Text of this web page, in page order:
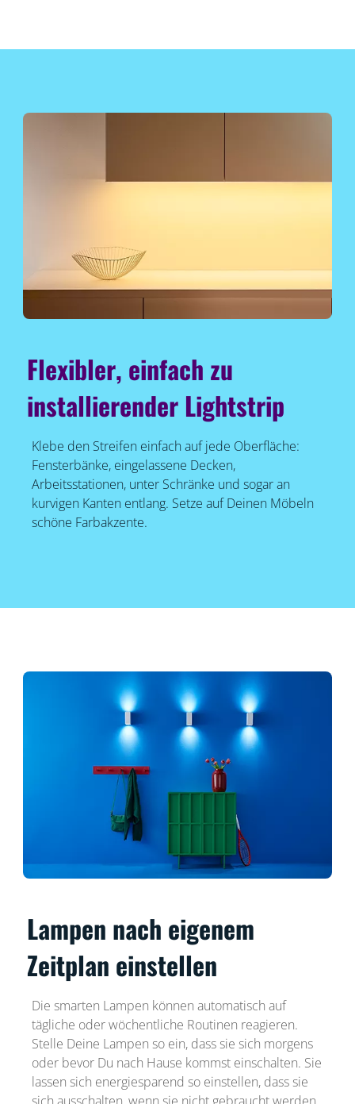
Flexibler, einfach zu
installierender Lightstrip
Klebe den Streifen einfach auf jede Oberfläche:
Fensterbänke, eingelassene Decken,
Arbeitsstationen, unter Schränke und sogar an
kurvigen Kanten entlang. Setze auf Deinen Möbeln
schöne Farbakzente.
Lampen nach eigenem
Zeitplan einstellen
Die smarten Lampen können automatisch auf
tägliche oder wöchentliche Routinen reagieren.
Stelle Deine Lampen so ein, dass sie sich morgens
oder bevor Du nach Hause kommst einschalten. Sie
lassen sich energiesparend so einstellen, dass sie